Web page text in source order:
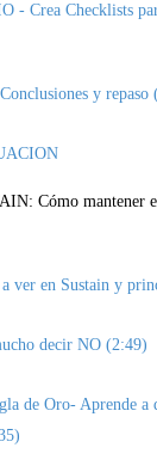
- Crea Checklists
y repaso
Cómo mantener
ver en Sustain y
decir NO (2:49)
de Oro- Aprende a